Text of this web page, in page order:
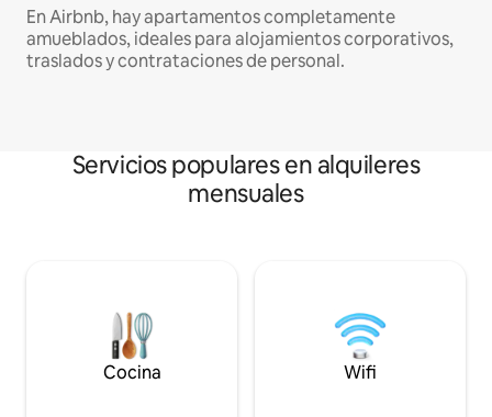
En Airbnb, hay apartamentos completamente
amueblados, ideales para alojamientos corporativos,
traslados y contrataciones de personal.
Servicios populares en alquileres
mensuales
Cocina Wifi